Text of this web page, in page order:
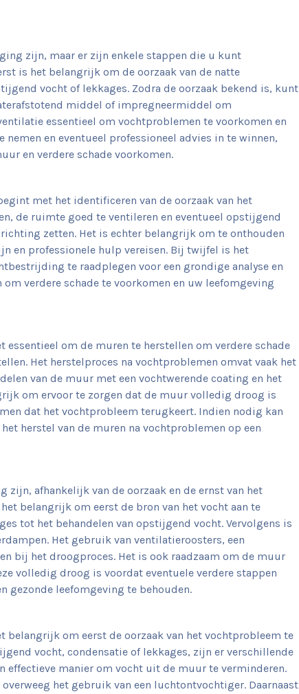
zijn, maar er zijn enkele stappen die u kunt
is het belangrijk om de oorzaak van de natte
vocht of lekkages. Zodra de oorzaak bekend is, kunt
middel of impregneermiddel om
essentieel om vochtproblemen te voorkomen en
en eventueel professioneel advies in te winnen,
en verdere schade voorkomen.
met het identificeren van de oorzaak van het
de ruimte goed te ventileren en eventueel opstijgend
zetten. Het is echter belangrijk om te onthouden
en professionele hulp vereisen. Bij twijfel is het
te raadplegen voor een grondige analyse en
verdere schade te voorkomen en uw leefomgeving
om de muren te herstellen om verdere schade
Het herstelproces na vochtproblemen omvat vaak het
van de muur met een vochtwerende coating en het
om ervoor te zorgen dat de muur volledig droog is
dat het vochtprobleem terugkeert. Indien nodig kan
herstel van de muren na vochtproblemen op een
zijn, afhankelijk van de oorzaak en de ernst van het
belangrijk om eerst de bron van het vocht aan te
tot het behandelen van opstijgend vocht. Vervolgens is
Het gebruik van ventilatieroosters, een
bij het droogproces. Het is ook raadzaam om de muur
volledig droog is voordat eventuele verdere stappen
gezonde leefomgeving te behouden.
om eerst de oorzaak van het vochtprobleem te
vocht, condensatie of lekkages, zijn er verschillende
effectieve manier om vocht uit de muur te verminderen.
het gebruik van een luchtontvochtiger. Daarnaast